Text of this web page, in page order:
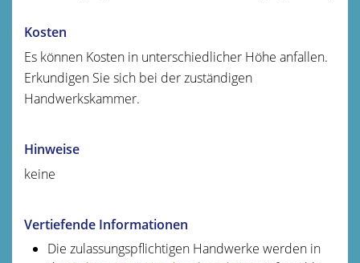
Kosten
Es können Kosten in unterschiedlicher Höhe anfallen.
Erkundigen Sie sich bei der zuständigen
Handwerkskammer.
Hinweise
keine
Vertiefende Informationen
Die zulassungspflichtigen Handwerke werden in